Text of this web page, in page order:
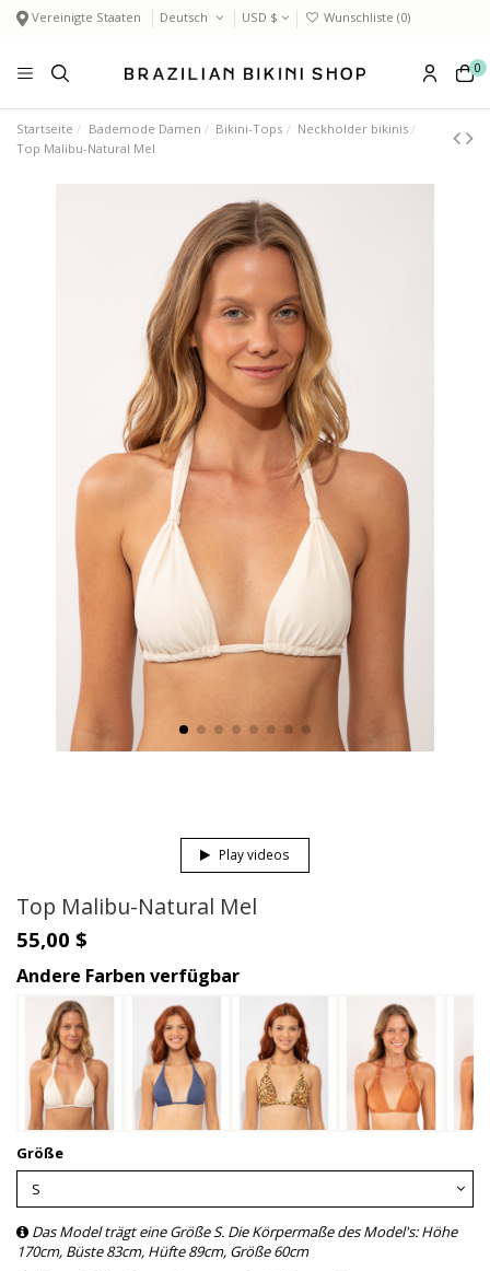
Vereinigte Staaten Deutsch USD $ Wunschliste (0)
0
Startseite Bademode Damen Bikini-Tops
Neckholder bikinis
Top Malibu-Natural Mel
Play videos
Top Malibu-Natural Mel
55,00 $
Andere Farben verfügbar
Größe
Das Model trägt eine Größe S. Die Körpermaße des Model's: Höhe
170cm, Büste 83cm, Hüfte 89cm, Größe 60cm